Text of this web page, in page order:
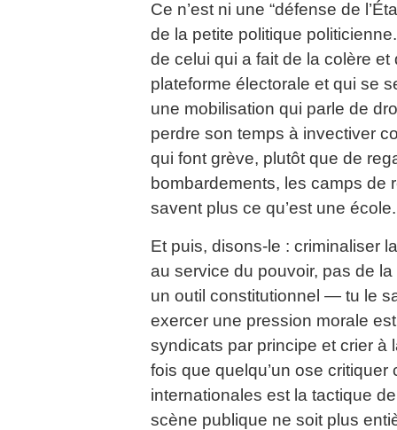
Ce n’est ni une “défense de
de la petite politique
de celui qui a fait de la colère
plateforme électorale et qui se
une mobilisation qui parle de
perdre son temps à invectiver
qui font grève, plutôt que de
bombardements, les camps de
savent plus ce qu’est une école.
Et puis, disons-le : criminaliser
au service du pouvoir, pas de
un outil constitutionnel — tu le
exercer une pression morale
syndicats par principe et crier à
fois que quelqu’un ose
internationales est la tactique
scène publique ne soit plus